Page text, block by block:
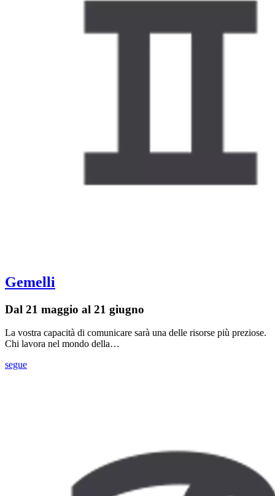
Gemelli
Dal 21 maggio al 21 giugno
La vostra capacità di comunicare sarà una delle risorse più preziose.
Chi lavora nel mondo della…
segue